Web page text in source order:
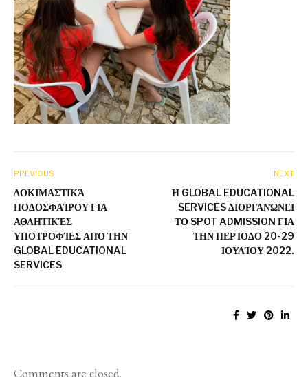
PREVIOUS
ΔΟΚΙΜΑΣΤΙΚΆ
ΠΟΔΟΣΦΑΊΡΟΥ ΓΙΑ
ΑΘΛΗΤΙΚΈΣ
ΥΠΟΤΡΟΦΊΕΣ ΑΠΌ ΤΗΝ
GLOBAL EDUCATIONAL
SERVICES
NEXT
Η GLOBAL EDUCATIONAL
SERVICES ΔΙΟΡΓΑΝΏΝΕΙ
ΤΟ SPOT ADMISSION ΓΙΑ
ΤΗΝ ΠΕΡΊΟΔΟ 20-29
ΙΟΥΛΊΟΥ 2022.
Comments are closed.